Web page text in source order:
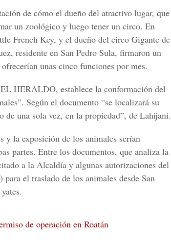
de cómo el dueño del atractivo lugar, que
un zoológico y luego tener un circo. En
French Key, y el dueño del circo Gigante de
residente en San Pedro Sula, firmaron un
unas cinco funciones por mes.
EL HERALDO, establece la conformación del
Según el documento “se localizará su
de una sola vez, en la propiedad”, de Lahijani.
y la exposición de los animales serían
partes. Entre los documentos, que analiza la
a la Alcaldía y algunas autorizaciones del
para el traslado de los animales desde San
de operación en Roatán